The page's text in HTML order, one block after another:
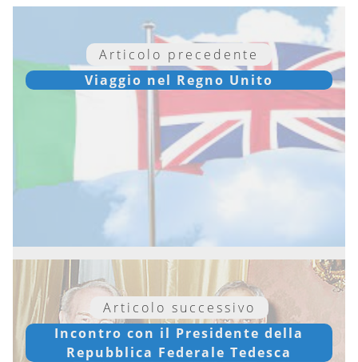
Articolo precedente
Viaggio nel Regno Unito
Articolo successivo
Incontro con il Presidente della
Repubblica Federale Tedesca